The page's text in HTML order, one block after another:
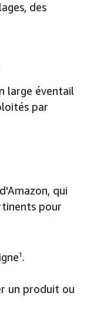
des
large éventail
par
qui
pour
1 .
un produit ou